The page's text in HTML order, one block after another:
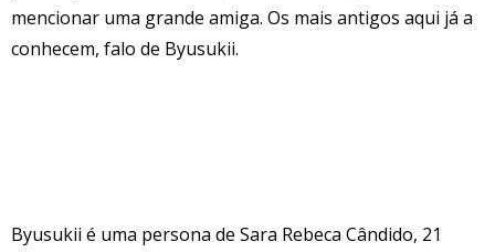
mencionar uma grande amiga. Os mais antigos aqui já a
conhecem, falo de Byusukii.
Byusukii é uma persona de Sara Rebeca Cândido, 21